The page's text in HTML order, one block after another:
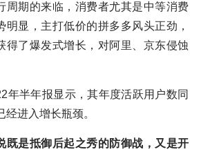
周期的来临，消费者尤其是中等消费
明显，主打低价的拼多多风头正劲，
得了爆发式增长，对阿里、京东侵蚀
年半年报显示，其年度活跃用户数同
经进入增长瓶颈。
既是抵御后起之秀的防御战，又是开